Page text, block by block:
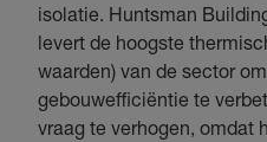
isolatie. Huntsman
levert de hoogste
waarden) van de sector
gebouwefficiëntie te
vraag te verhogen, omdat